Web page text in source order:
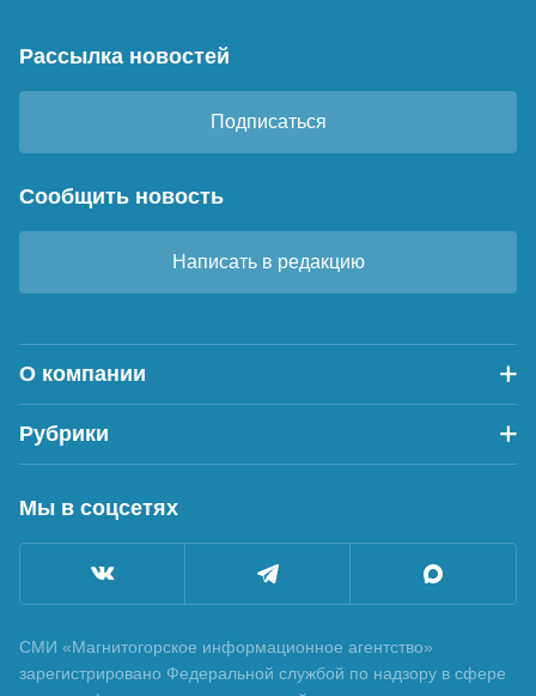
Рассылка новостей
Подписаться
Сообщить новость
Написать в редакцию
О компании
Рубрики
Мы в соцсетях
СМИ «Магнитогорское информационное агентство»
зарегистрировано Федеральной службой по надзору в сфере